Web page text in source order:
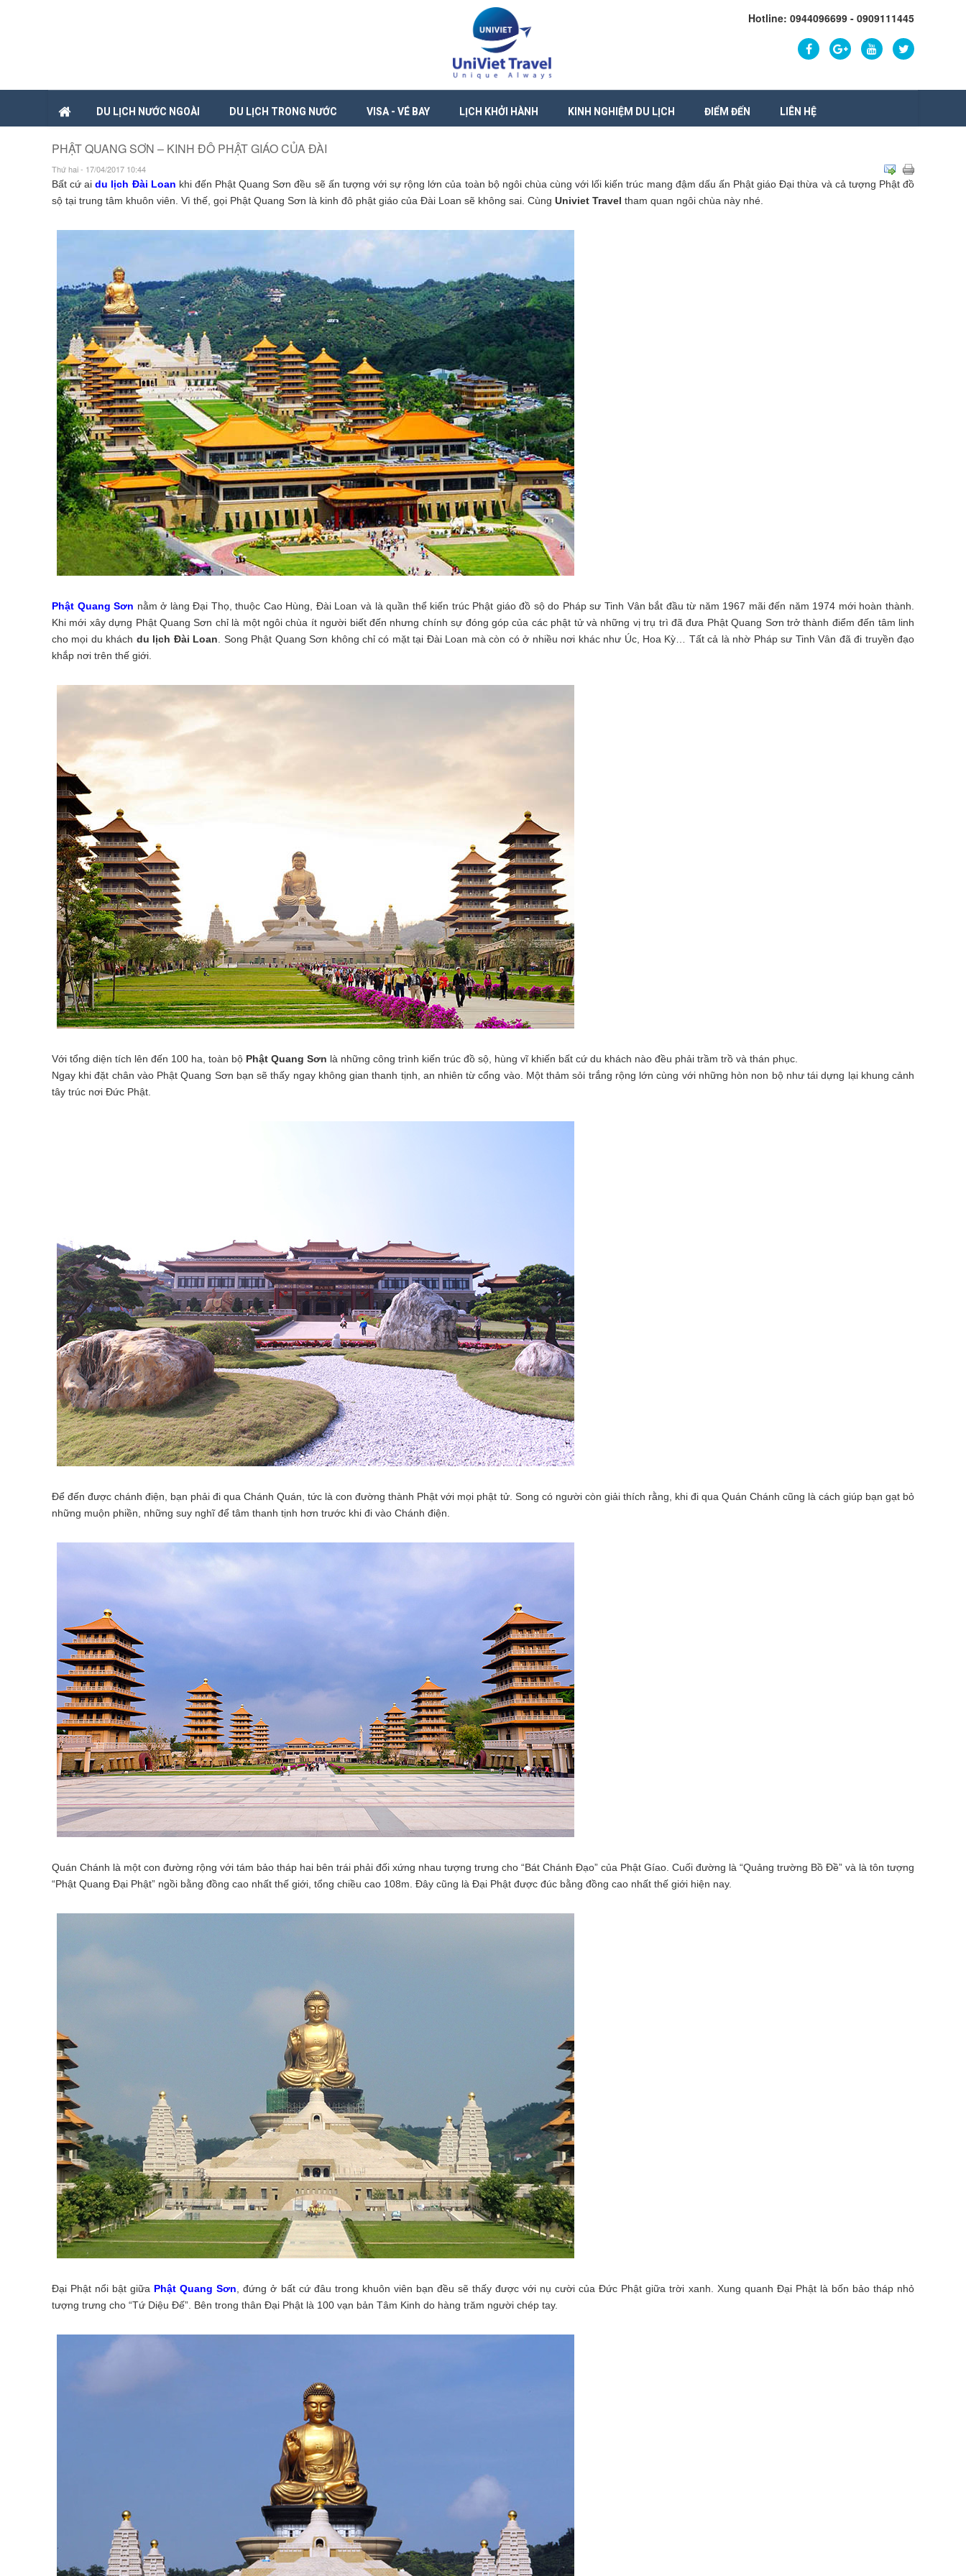
Hotline: 0944096699 - 0909111445
DU LỊCH NƯỚC NGOÀI DU LỊCH TRONG NƯỚC VISA - VÉ BAY LỊCH KHỞI HÀNH KINH NGHIỆM DU LỊCH ĐIỂM ĐẾN LIÊN HỆ
PHẬT QUANG SƠN – KINH ĐÔ PHẬT GIÁO CỦA ĐÀI
Thứ hai - 17/04/2017 10:44
Bất cứ aidu lịch Đài Loan khi đến Phật Quang Sơn đều sẽ ấn tượng với sự rộng lớn của toàn bộ ngôi chùa cùng với lối kiến trúc mang đậm dấu ấn Phật giáo Đại thừa và cả tượng Phật đồ
sộ tại trung tâm khuôn viên. Vì thế, gọi Phật Quang Sơn là kinh đô phật giáo của Đài Loan sẽ không sai. Cùng Univiet Travel tham quan ngôi chùa này nhé.
Phật Quang Sơn nằm ở làng Đại Thọ, thuộc Cao Hùng, Đài Loan và là quần thể kiến trúc Phật giáo đồ sộ do Pháp sư Tinh Vân bắt đầu từ năm 1967 mãi đến năm 1974 mới hoàn thành.
Khi mới xây dựng Phật Quang Sơn chỉ là một ngôi chùa ít người biết đến nhưng chính sự đóng góp của các phật tử và những vị trụ trì đã đưa Phật Quang Sơn trở thành điểm đến tâm linh
cho mọi du khách du lịch Đài Loan . Song Phật Quang Sơn không chỉ có mặt tại Đài Loan mà còn có ở nhiều nơi khác như Úc, Hoa Kỳ… Tất cả là nhờ Pháp sư Tinh Vân đã đi truyền đạo
khắp nơi trên thế giới.
Với tổng diện tích lên đến 100 ha, toàn bộ Phật Quang Sơn là những công trình kiến trúc đồ sộ, hùng vĩ khiến bất cứ du khách nào đều phải trầm trồ và thán phục.
Ngay khi đặt chân vào Phật Quang Sơn bạn sẽ thấy ngay không gian thanh tịnh, an nhiên từ cổng vào. Một thảm sỏi trắng rộng lớn cùng với những hòn non bộ như tái dựng lại khung cảnh
tây trúc nơi Đức Phật.
Để đến được chánh điện, bạn phải đi qua Chánh Quán, tức là con đường thành Phật với mọi phật tử. Song có người còn giải thích rằng, khi đi qua Quán Chánh cũng là cách giúp bạn gạt bỏ
những muộn phiền, những suy nghĩ để tâm thanh tịnh hơn trước khi đi vào Chánh điện.
Quán Chánh là một con đường rộng với tám bảo tháp hai bên trái phải đối xứng nhau tượng trưng cho “Bát Chánh Đạo” của Phật Gíao. Cuối đường là “Quảng trường Bồ Đề” và là tôn tượng
“Phật Quang Đại Phật” ngồi bằng đồng cao nhất thế giới, tổng chiều cao 108m. Đây cũng là Đại Phật được đúc bằng đồng cao nhất thế giới hiện nay.
Đại Phật nổi bật giữa Phật Quang Sơn , đứng ở bất cứ đâu trong khuôn viên bạn đều sẽ thấy được với nụ cười của Đức Phật giữa trời xanh. Xung quanh Đại Phật là bốn bảo tháp nhỏ
tượng trưng cho “Tứ Diệu Đế”. Bên trong thân Đại Phật là 100 vạn bản Tâm Kinh do hàng trăm người chép tay.